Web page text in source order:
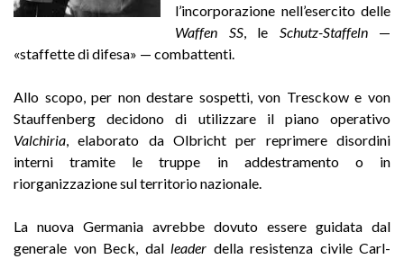
l’incorporazione nell’esercito delle
Waffen SS, le Schutz-Staffeln—
«staffette di difesa» — combattenti.
Allo scopo, per non destare sospetti, von Tresckow e von
Stauffenberg decidono di utilizzare il piano operativo
Valchiria , elaborato da Olbricht per reprimere disordini
interni tramite le truppe in addestramento o in
riorganizzazione sul territorio nazionale.
La nuova Germania avrebbe dovuto essere guidata dal
generale von Beck, dal leader della resistenza civile Carl-